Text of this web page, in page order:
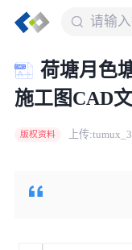
荷塘月色
施工图CAD
版权资料 上传